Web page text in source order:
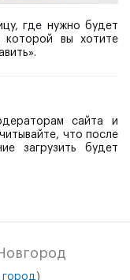
где нужно будет
которой вы хотите
сайта и
что после
загрузить будет
город )